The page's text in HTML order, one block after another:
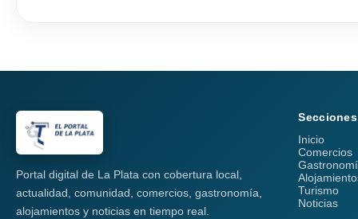
Portal digital de La Plata con cobertura local,
actualidad, comunidad, comercios, gastronomía,
alojamientos y noticias en tiempo real.
Secciones
Inicio
Comercios
Turismo
Noticias